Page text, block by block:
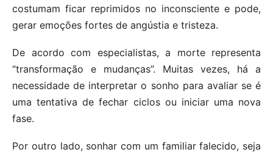
costumam ficar reprimidos no inconsciente e pode,
gerar emoções fortes de angústia e tristeza.
De acordo com especialistas, a morte representa
“transformação e mudanças”. Muitas vezes, há a
necessidade de interpretar o sonho para avaliar se é
uma tentativa de fechar ciclos ou iniciar uma nova
fase.
Por outro lado, sonhar com um familiar falecido, seja